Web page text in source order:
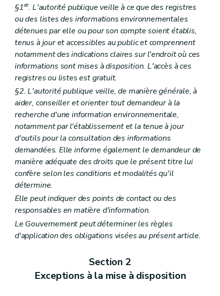
§1er. L'autorité publique veille à ce que des registres
ou des listes des informations environnementales
détenues par elle ou pour son compte soient établis,
tenus à jour et accessibles au public et comprennent
notamment des indications claires sur l'endroit où ces
informations sont mises à disposition. L'accès à ces
registres ou listes est gratuit.
§2. L'autorité publique veille, de manière générale, à
aider, conseiller et orienter tout demandeur à la
recherche d'une information environnementale,
notamment par l'établissement et la tenue à jour
d'outils pour la consultation des informations
demandées. Elle informe également le demandeur de
manière adéquate des droits que le présent titre lui
confère selon les conditions et modalités qu'il
détermine.
Elle peut indiquer des points de contact ou des
responsables en matière d'information.
Le Gouvernement peut déterminer les règles
d'application des obligations visées au présent article.
Section 2
Exceptions à la mise à disposition